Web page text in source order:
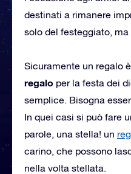
destinati a rimanere
solo del festeggiato,
Sicuramente un regalo
regalo per la festa dei
semplice. Bisogna
In quei casi si può fare
parole, una stella! un
carino, che possono
nella volta stellata.